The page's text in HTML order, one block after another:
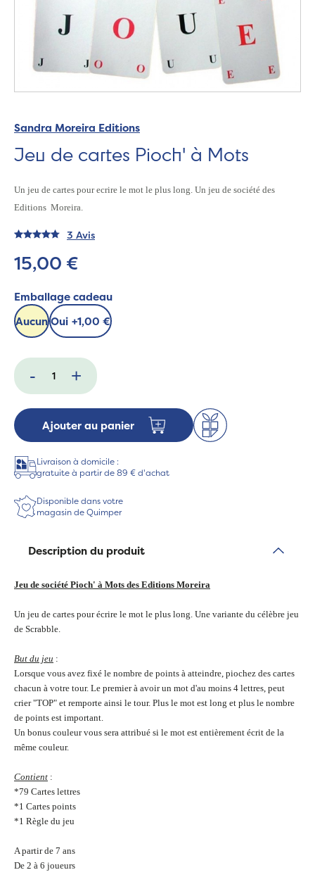
Sandra Moreira Editions
Jeu de cartes Pioch' à Mots
Un jeu de cartes pour ecrire le mot le plus long. Un jeu de société des
Editions Moreira.
3 Avis
15,00 €
Emballage cadeau
AucunOui +1,00 €
- +
Ajouter au panier
Livraison à domicile :
gratuite à partir de 89 € d'achat
Disponible dans votre
magasin de Quimper
Description du produit
Jeu de société Pioch' à Mots des Editions Moreira
Un jeu de cartes pour écrire le mot le plus long. Une variante du célèbre jeu
de Scrabble.
But du jeu :
Lorsque vous avez fixé le nombre de points à atteindre, piochez des cartes
chacun à votre tour. Le premier à avoir un mot d'au moins 4 lettres, peut
crier "TOP" et remporte ainsi le tour. Plus le mot est long et plus le nombre
de points est important.
Un bonus couleur vous sera attribué si le mot est entièrement écrit de la
même couleur.
Contient :
*79 Cartes lettres
*1 Cartes points
*1 Règle du jeu
A partir de 7 ans
De 2 à 6 joueurs